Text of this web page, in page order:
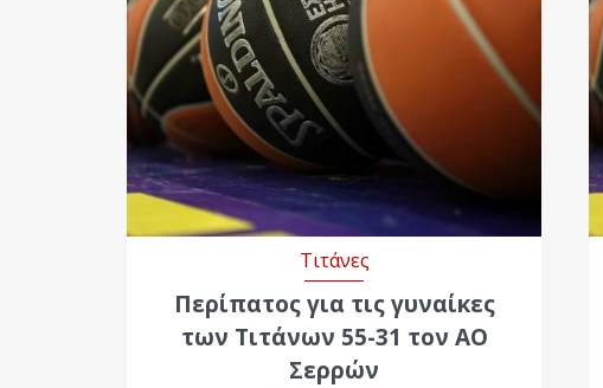
Τιτάνες
Περίπατος για τις γυναίκες
των Τιτάνων 55-31 τον ΑΟ
Σερρών